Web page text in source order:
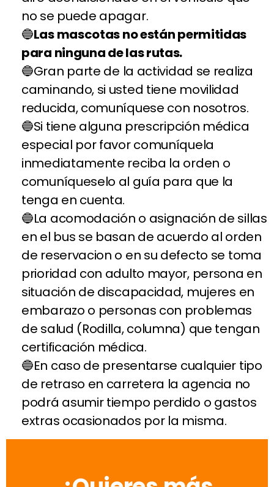
no se puede apagar.
Las mascotas no están permitidas
para ninguna de las rutas.
Gran parte de la actividad se realiza
caminando, si usted tiene movilidad
reducida, comuníquese con nosotros.
Si tiene alguna prescripción médica
especial por favor comuníquela
inmediatamente reciba la orden o
comuníqueselo al guía para que la
tenga en cuenta.
La acomodación o asignación de sillas
en el bus se basan de acuerdo al orden
de reservacion o en su defecto se toma
prioridad con adulto mayor, persona en
situación de discapacidad, mujeres en
embarazo o personas con problemas
de salud (Rodilla, columna) que tengan
certificación médica.
En caso de presentarse cualquier tipo
de retraso en carretera la agencia no
podrá asumir tiempo perdido o gastos
extras ocasionados por la misma.